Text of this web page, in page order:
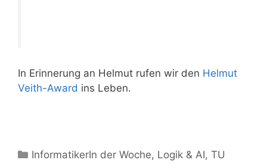
In Erinnerung an Helmut rufen wir den Helmut
Veith-Award ins Leben.
Kategorien
InformatikerIn der Woche, Logik & AI,TU